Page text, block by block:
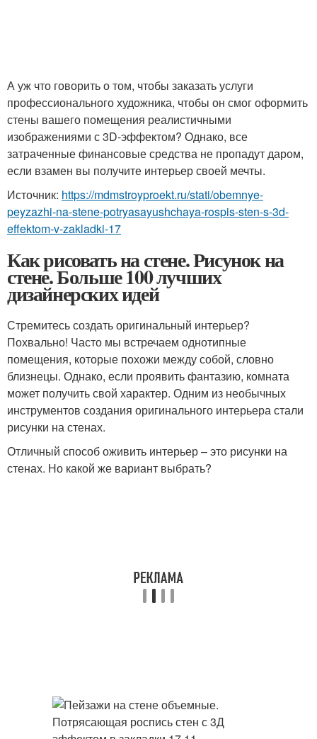
А уж что говорить о том, чтобы заказать услуги
профессионального художника, чтобы он смог оформить
стены вашего помещения реалистичными
изображениями с 3D-эффектом? Однако, все
затраченные финансовые средства не пропадут даром,
если взамен вы получите интерьер своей мечты.
Источник: https://mdmstroyproekt.ru/stati/obemnye-
peyzazhi-na-stene-potryasayushchaya-rospis-sten-s-3d-
effektom-v-zakladki-17
Как рисовать на стене. Рисунок на
стене. Больше 100 лучших
дизайнерских идей
Стремитесь создать оригинальный интерьер?
Похвально! Часто мы встречаем однотипные
помещения, которые похожи между собой, словно
близнецы. Однако, если проявить фантазию, комната
может получить свой характер. Одним из необычных
инструментов создания оригинального интерьера стали
рисунки на стенах.
Отличный способ оживить интерьер – это рисунки на
стенах. Но какой же вариант выбрать?